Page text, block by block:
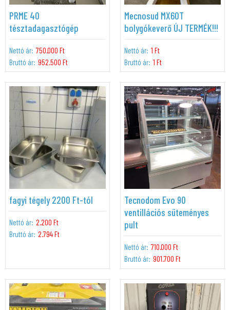
PRME 40
tésztadagasztógép
Nettó ár: 750.000 Ft
Bruttó ár: 952.500 Ft
Mecnosud MX60T
bolygókeverő ÚJ TERMÉK!!!
Nettó ár: 1 Ft
Bruttó ár: 1 Ft
fagyi tégely 2200 Ft-tól
Nettó ár: 2.200 Ft
Bruttó ár: 2.794 Ft
Tecnodom Evo 90
ventillációs süteményes
pult
Nettó ár: 710.000 Ft
Bruttó ár: 901.700 Ft